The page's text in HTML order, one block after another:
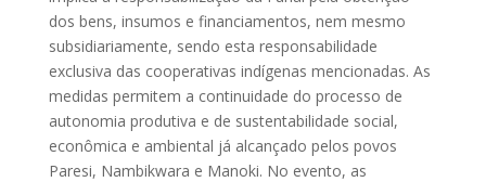
dos bens, insumos e financiamentos, nem mesmo
subsidiariamente, sendo esta responsabilidade
exclusiva das cooperativas indígenas mencionadas. As
medidas permitem a continuidade do processo de
autonomia produtiva e de sustentabilidade social,
econômica e ambiental já alcançado pelos povos
Paresi, Nambikwara e Manoki. No evento, as